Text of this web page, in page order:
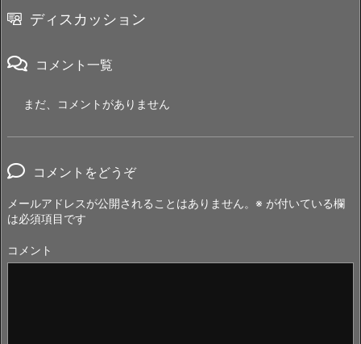
ディスカッション
コメント一覧
まだ、コメントがありません
コメントをどうぞ
メールアドレスが公開されることはありません。 ※ が付いている欄
は必須項目です
コメント